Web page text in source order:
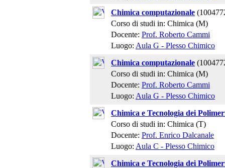
Chimica computazionale
Corso di studi in: Chimica (M)
Docente: Prof. Roberto Cammi
Luogo: Aula G - Plesso Chimico
Chimica computazionale
Corso di studi in: Chimica (M)
Docente: Prof. Roberto Cammi
Luogo: Aula G - Plesso Chimico
Chimica e Tecnologia dei
Corso di studi in: Chimica (T)
Docente: Prof. Enrico Dalcanale
Luogo: Aula C - Plesso Chimico
Chimica e Tecnologia dei